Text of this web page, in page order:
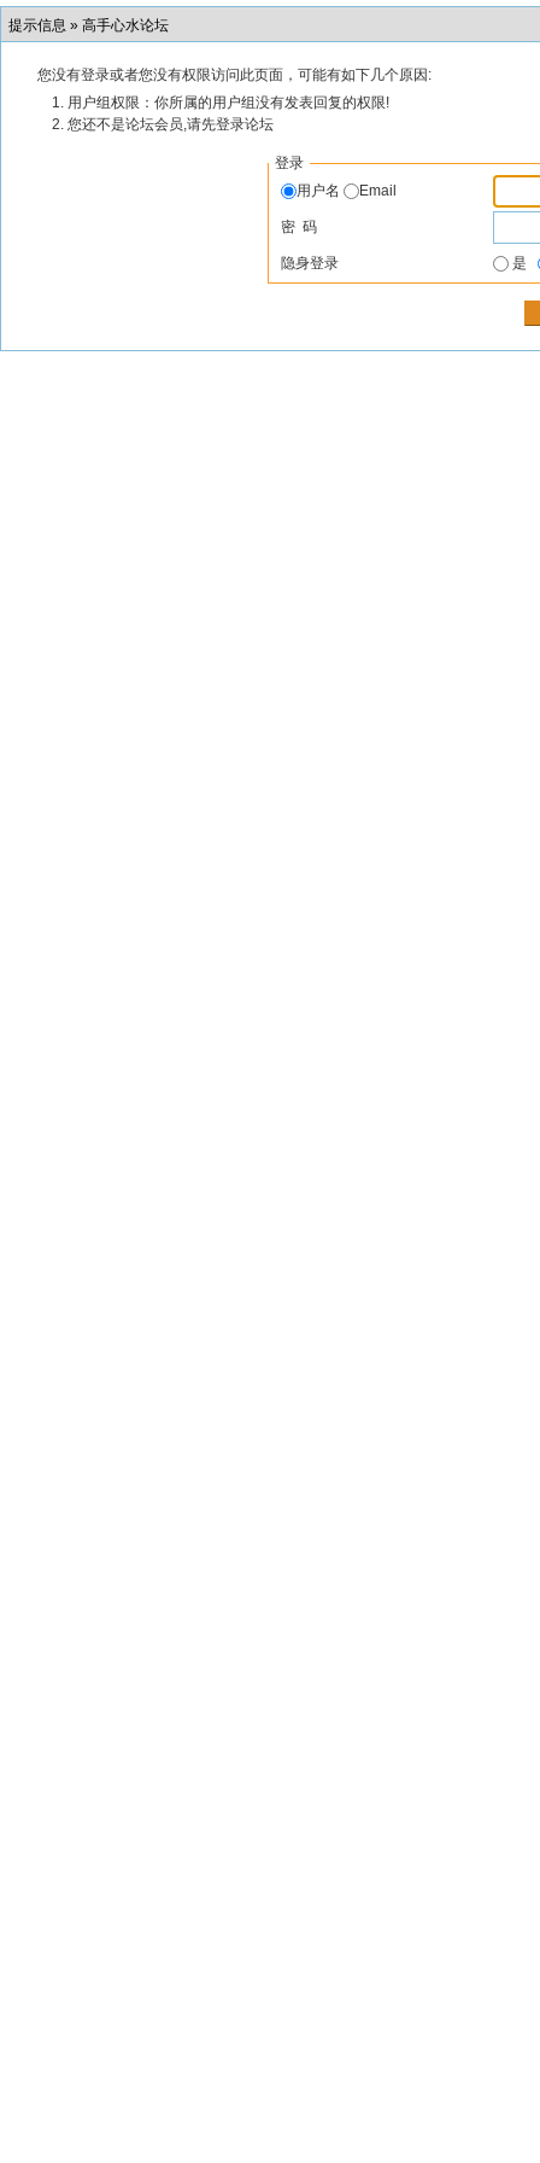
提示信息 » 高手心水论坛
您没有登录或者您没有权限访问此页面，可能有如下几个原因:
用户组权限：你所属的用户组没有发表回复的权限!
您还不是论坛会员,请先登录论坛
登录
用户名
Email
密 码
隐身登录 是